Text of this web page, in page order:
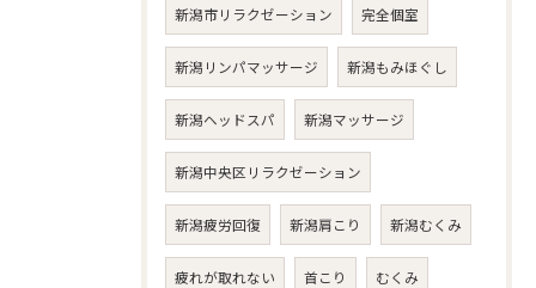
新潟市リラクゼーション 完全個室
新潟リンパマッサージ 新潟もみほぐし
新潟ヘッドスパ 新潟マッサージ
新潟中央区リラクゼーション
新潟疲労回復 新潟肩こり 新潟むくみ
疲れが取れない 首こり むくみ